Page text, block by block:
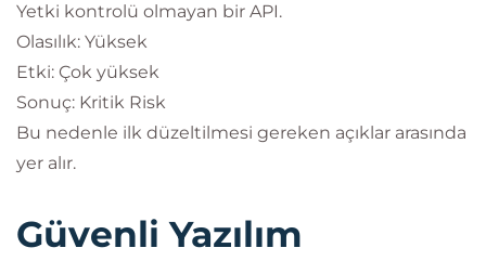
Yetki kontrolü olmayan bir API.
Olasılık: Yüksek
Etki: Çok yüksek
Sonuç: Kritik Risk
Bu nedenle ilk düzeltilmesi gereken açıklar arasında
yer alır.
Güvenli Yazılım